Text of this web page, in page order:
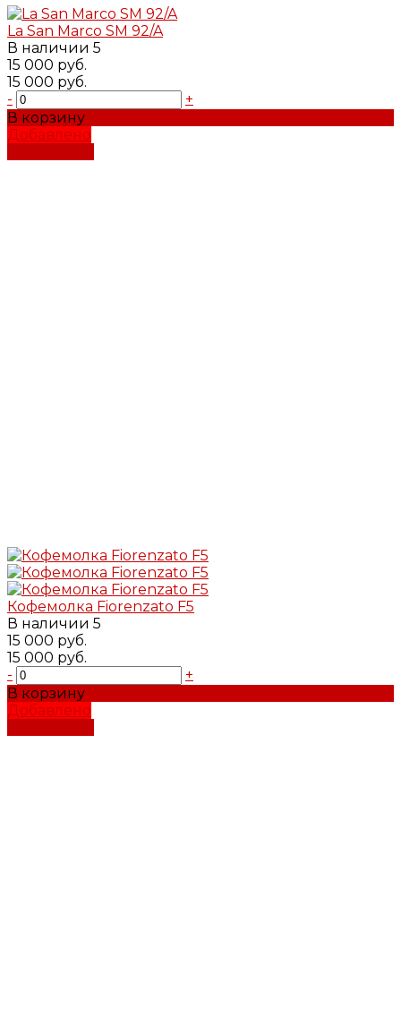
La San Marco SM 92/A
В наличии 5
15 000 руб.
15 000 руб.
-
+
В корзину
Добавлено
Кофемолка Fiorenzato F5
В наличии 5
15 000 руб.
15 000 руб.
-
+
В корзину
Добавлено